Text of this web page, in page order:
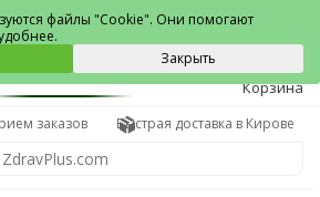
0
Корзина
заказов Быстрая доставка в Кирове
файлы "Cookie". Они помогают
Закрыть